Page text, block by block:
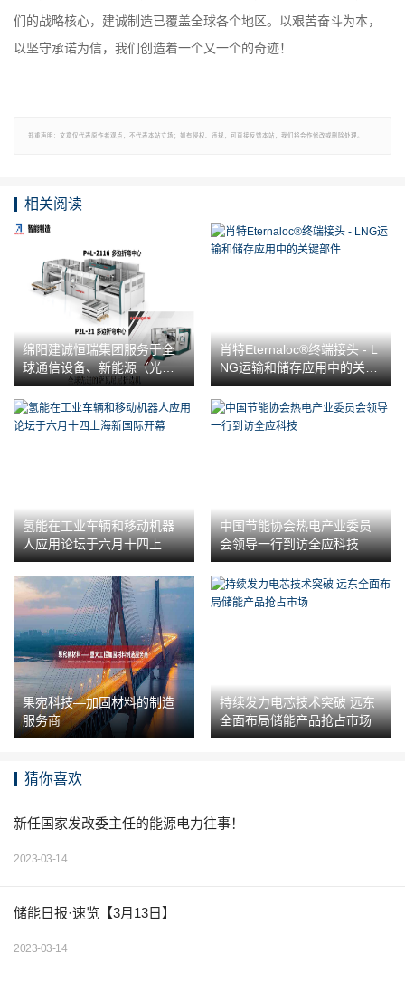
们的战略核心，建诚制造已覆盖全球各个地区。以艰苦奋斗为本，
以坚守承诺为信，我们创造着一个又一个的奇迹！
郑重声明：文章仅代表原作者观点，不代表本站立场；如有侵权、违规，可直接反馈本站，我们将会作修改或删除处理。
相关阅读
绵阳建诚恒瑞集团服务于全
球通信设备、新能源（光伏
逆变器和充电桩）、储能行
业领域客户
肖特Eternaloc®终端接头 - L
NG运输和储存应用中的关键
部件
氢能在工业车辆和移动机器
人应用论坛于六月十四上海
新国际开幕
中国节能协会热电产业委员
会领导一行到访全应科技
果宛科技—加固材料的制造
服务商
持续发力电芯技术突破 远东
全面布局储能产品抢占市场
猜你喜欢
新任国家发改委主任的能源电力往事！
2023-03-14
储能日报·速览【3月13日】
2023-03-14